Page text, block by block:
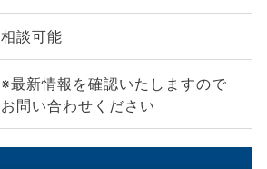
相談可能
※最新情報を確認いたしますので
お問い合わせください